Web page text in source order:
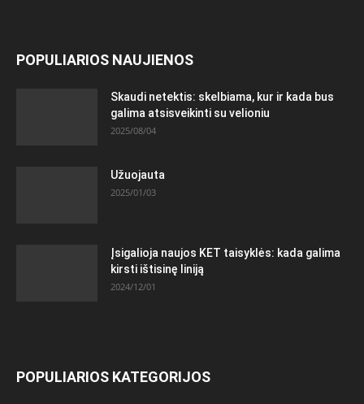
POPULIARIOS NAUJIENOS
Skaudi netektis: skelbiama, kur ir kada bus
galima atsisveikinti su velioniu
2025/08/04
Užuojauta
2025/01/03
Įsigalioja naujos KET taisyklės: kada galima
kirsti ištisinę liniją
2024/12/01
POPULIARIOS KATEGORIJOS